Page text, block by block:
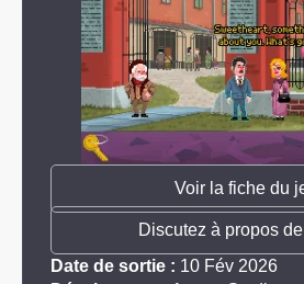
Voir la fiche du
Discutez à propos
Date de sortie : 10 Fév 2026